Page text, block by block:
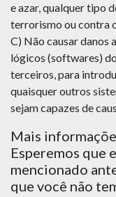
e azar, qualquer tipo
terrorismo ou contra
C) Não causar danos
lógicos (softwares)
terceiros, para
quaisquer outros
sejam capazes de
Mais
Esperemos que
mencionado
que você não